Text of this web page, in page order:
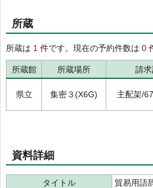
所蔵
所蔵は 1 件です。現在の予約件数は 0
所蔵館 所蔵場所 請
県立 集密３(X6G) 主配架/
資料詳細
タイトル
貿易用語